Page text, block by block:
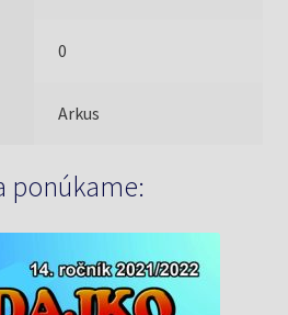
0
Arkus
ponúkame: